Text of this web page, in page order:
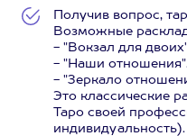
Получив вопрос,
Возможные
- "Вокзал для
- "Наши
- "Зеркало
Это классические
Таро своей
индивидуальность).